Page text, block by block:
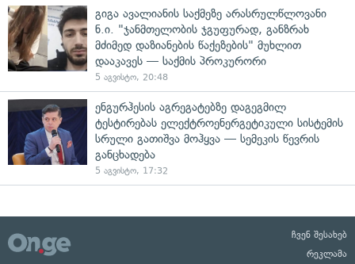
გიგა ავალიანის საქმეზე არასრულწლოვანი
ნ.ი. "ჯანმთელობის ჯგუფურად, განზრახ
მძიმედ დაზიანების წაქეზების" მუხლით
დააკავეს — საქმის პროკურორი
5 აგვისტო, 20:48
ენგურჰესის აგრეგატებზე დაგეგმილ
ტესტირებას ელექტროენერგეტიკული სისტემის
სრული გათიშვა მოჰყვა — სემეკის წევრის
განცხადება
5 აგვისტო, 17:32
ჩვენ შესახებ
რეკლამა